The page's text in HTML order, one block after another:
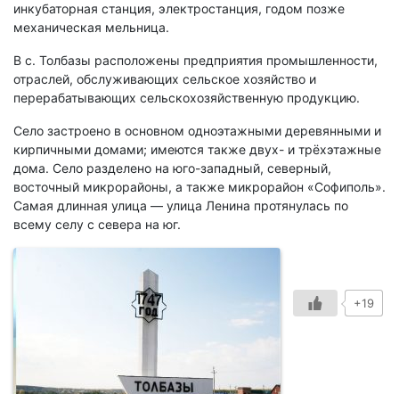
инкубаторная станция, электростанция, годом позже
механическая мельница.
В с. Толбазы расположены предприятия промышленности,
отраслей, обслуживающих сельское хозяйство и
перерабатывающих сельскохозяйственную продукцию.
Село застроено в основном одноэтажными деревянными и
кирпичными домами; имеются также двух- и трёхэтажные
дома. Село разделено на юго-западный, северный,
восточный микрорайоны, а также микрорайон «Софиполь».
Самая длинная улица — улица Ленина протянулась по
всему селу с севера на юг.
+19